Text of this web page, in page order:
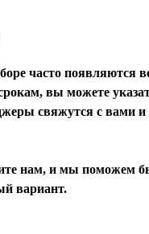
часто появляются
вы можете
свяжутся с вами и
нам, и мы поможем
вариант.